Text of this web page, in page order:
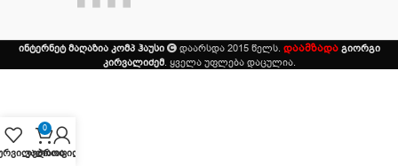
ინტერნეტ მაღაზია კომპ ჰაუსი დაარსდა 2015 წელს. დაამზადაგიორგი
კირვალიძემ. ყველა უფლება დაცულია.
0
კალათა
პროფილი